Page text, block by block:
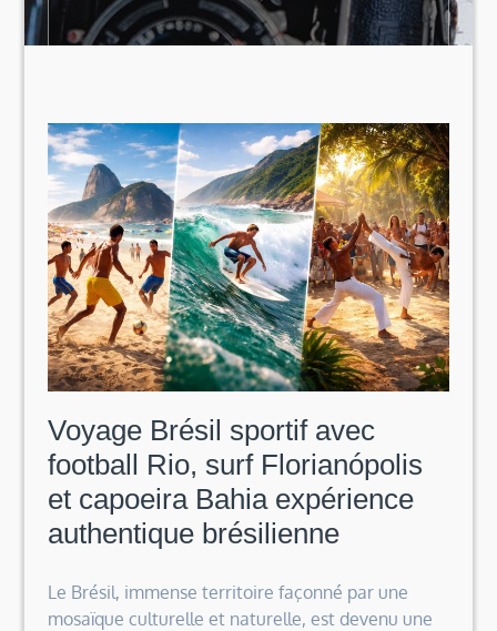
Voyage Brésil sportif avec
football Rio, surf Florianópolis
et capoeira Bahia expérience
authentique brésilienne
Le Brésil, immense territoire façonné par une
mosaïque culturelle et naturelle, est devenu une